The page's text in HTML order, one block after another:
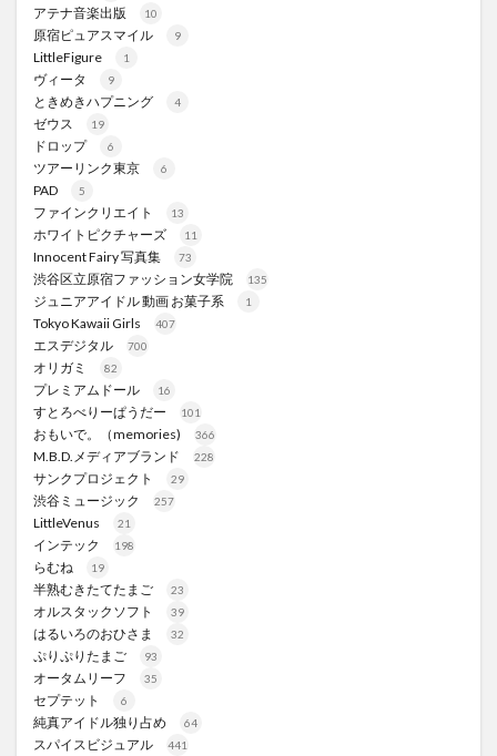
アテナ音楽出版 10
原宿ピュアスマイル 9
LittleFigure 1
ヴィータ 9
ときめきハプニング 4
ゼウス 19
ドロップ 6
ツアーリンク東京 6
PAD 5
ファインクリエイト 13
ホワイトピクチャーズ 11
Innocent Fairy 写真集 73
渋谷区立原宿ファッション女学院 135
ジュニアアイドル 動画 お菓子系 1
Tokyo Kawaii Girls 407
エスデジタル 700
オリガミ 82
プレミアムドール 16
すとろべりーぱうだー 101
おもいで。（memories) 366
M.B.D.メディアブランド 228
サンクプロジェクト 29
渋谷ミュージック 257
LittleVenus 21
インテック 198
らむね 19
半熟むきたてたまご 23
オルスタックソフト 39
はるいろのおひさま 32
ぷりぷりたまご 93
オータムリーフ 35
セプテット 6
純真アイドル独り占め 64
スパイスビジュアル 441